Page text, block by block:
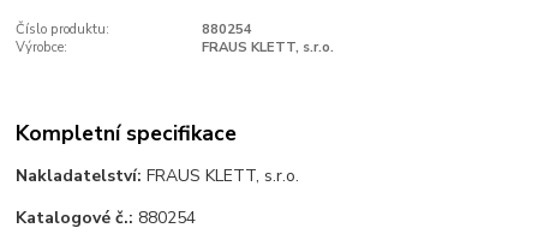
Číslo produktu:
880254
Výrobce:
FRAUS KLETT, s.r.o.
Kompletní specifikace
Nakladatelství:FRAUS KLETT, s.r.o.
Katalogové č.: 880254